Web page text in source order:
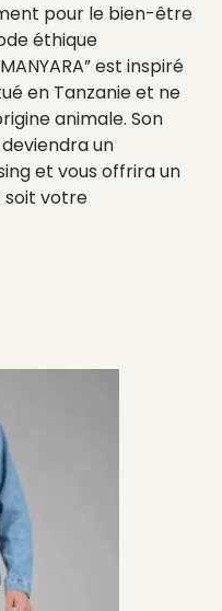
pour le bien-être
éthique
est inspiré
en Tanzanie et ne
animale. Son
un
et vous offrira un
soit votre